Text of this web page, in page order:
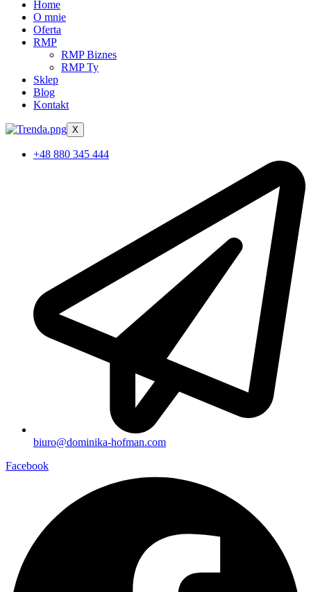
Home
O mnie
Oferta
RMP
RMP Biznes
RMP Ty
Sklep
Blog
Kontakt
X
+48 880 345 444
biuro@dominika-hofman.com
Facebook